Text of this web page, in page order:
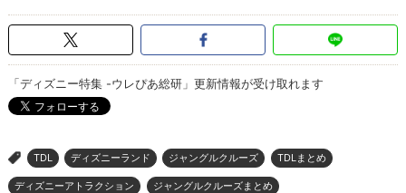
「ディズニー特集 -ウレぴあ総研」更新情報が受け取れます
> TDL ディズニーランド ジャングルクルーズ TDLまとめ
ディズニーアトラクション ジャングルクルーズまとめ